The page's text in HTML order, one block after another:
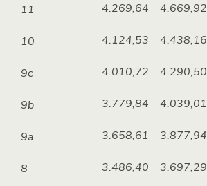
11 4.269,64 4.669,92
10 4.124,53 4.438,16
9c 4.010,72 4.290,50
9b 3.779,84 4.039,01
9a 3.658,61 3.877,94
8 3.486,40 3.697,29